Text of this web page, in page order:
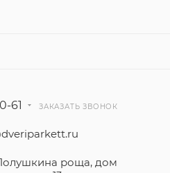
61 ЗАКАЗАТЬ ЗВОНОК
роща, дом